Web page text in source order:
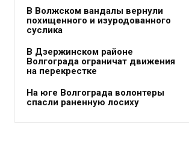
В Волжском вандалы вернули
похищенного и изуродованного
суслика
В Дзержинском районе
Волгограда ограничат движения
на перекрестке
На юге Волгограда волонтеры
спасли раненную лосиху